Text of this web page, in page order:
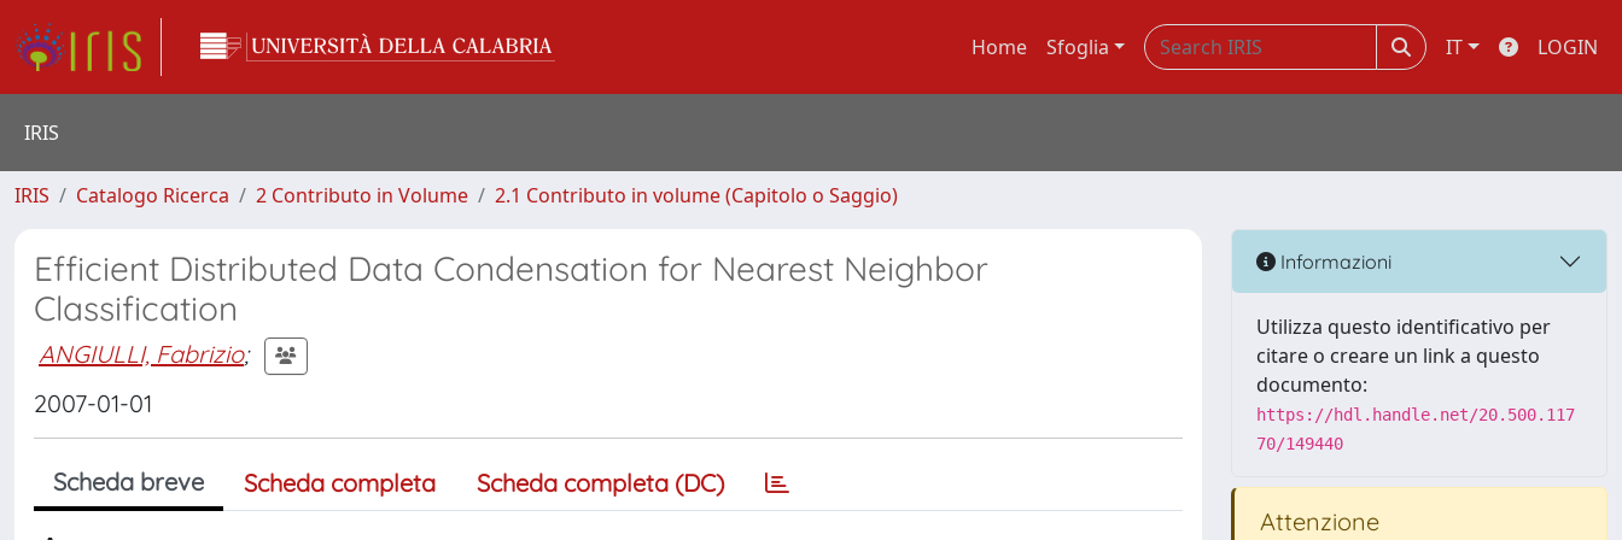
Home Sfoglia IT LOGIN
IRIS
IRIS Catalogo Ricerca 2 Contributo in Volume 2.1 Contributo in volume (Capitolo o Saggio)
Efficient Distributed Data Condensation for Nearest Neighbor
Classification
ANGIULLI, Fabrizio;
2007-01-01
Scheda breve Scheda completa Scheda completa (DC)
Informazioni
Utilizza questo identificativo per
citare o creare un link a questo
documento:
https://hdl.handle.net/20.500.117
70/149440
Attenzione